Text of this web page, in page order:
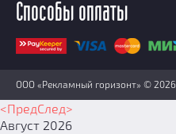
Способы оплаты
ООО «Рекламный горизонт» © 2026
<ПредСлед>
Август 2026